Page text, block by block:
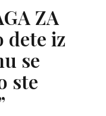
ZA
dete iz
se
ste